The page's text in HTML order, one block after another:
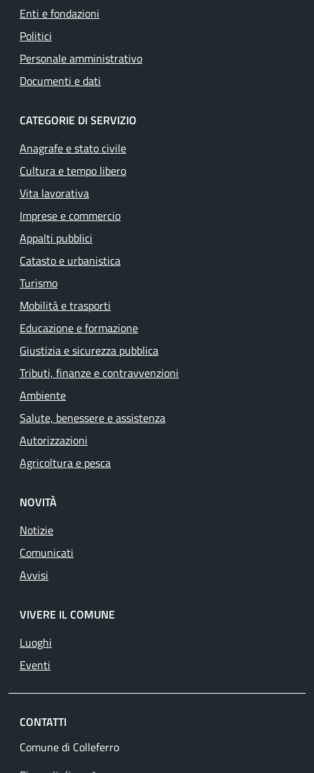
Enti e fondazioni
Politici
Personale amministrativo
Documenti e dati
CATEGORIE DI SERVIZIO
Anagrafe e stato civile
Cultura e tempo libero
Vita lavorativa
Imprese e commercio
Appalti pubblici
Catasto e urbanistica
Turismo
Mobilità e trasporti
Educazione e formazione
Giustizia e sicurezza pubblica
Tributi, finanze e contravvenzioni
Ambiente
Salute, benessere e assistenza
Autorizzazioni
Agricoltura e pesca
NOVITÀ
Notizie
Comunicati
Avvisi
VIVERE IL COMUNE
Luoghi
Eventi
CONTATTI
Comune di Colleferro